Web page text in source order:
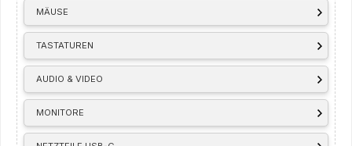
MÄUSE
TASTATUREN
AUDIO & VIDEO
MONITORE